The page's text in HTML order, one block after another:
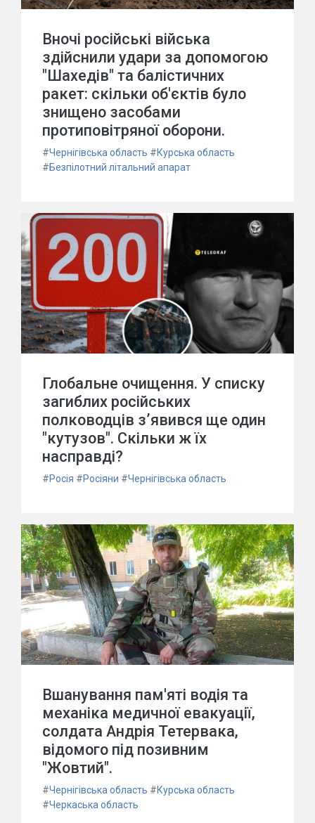
Вночі російські війська
здійснили удари за допомогою
"Шахедів" та балістичних
ракет: скільки об'єктів було
знищено засобами
протиповітряної оборони.
#Чернігівська область #Курська область
#Безпілотний літальний апарат
Глобальне очищення. У списку
загиблих російських
полководців з’явився ще один
"кутузов". Скільки ж їх
насправді?
#Росія #Росіяни #Чернігівська область
Вшанування пам'яті водія та
механіка медичної евакуації,
солдата Андрія Тетервака,
відомого під позивним
"Жовтий".
#Чернігівська область #Курська область
#Черкаська область